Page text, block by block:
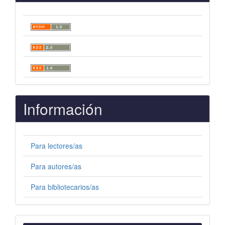
Información
Para lectores/as
Para autores/as
Para bibliotecarios/as